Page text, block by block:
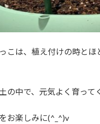
こは、植え付けの時と
の中で、元気よく育って
お楽しみに(^_^)v